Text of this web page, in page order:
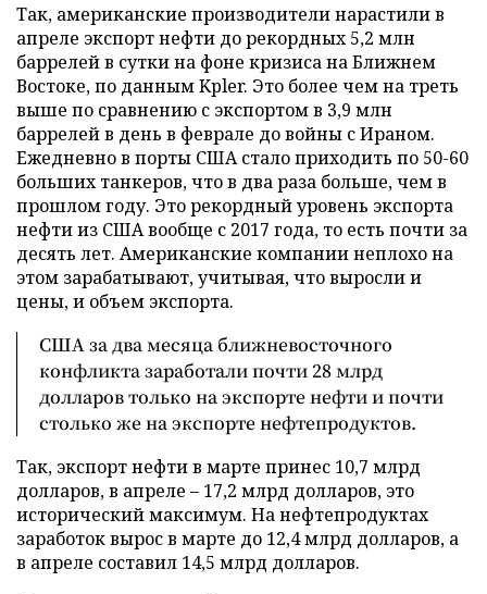
Так, американские производители нарастили в
апреле экспорт нефти до рекордных 5,2 млн
баррелей в сутки на фоне кризиса на Ближнем
Востоке, по данным Kpler. Это более чем на треть
выше по сравнению с экспортом в 3,9 млн
баррелей в день в феврале до войны с Ираном.
Ежедневно в порты США стало приходить по 50-60
больших танкеров, что в два раза больше, чем в
прошлом году. Это рекордный уровень экспорта
нефти из США вообще с 2017 года, то есть почти за
десять лет. Американские компании неплохо на
этом зарабатывают, учитывая, что выросли и
цены, и объем экспорта.
США за два месяца ближневосточного
конфликта заработали почти 28 млрд
долларов только на экспорте нефти и почти
столько же на экспорте нефтепродуктов.
Так, экспорт нефти в марте принес 10,7 млрд
долларов, в апреле – 17,2 млрд долларов, это
исторический максимум. На нефтепродуктах
заработок вырос в марте до 12,4 млрд долларов, а
в апреле составил 14,5 млрд долларов.